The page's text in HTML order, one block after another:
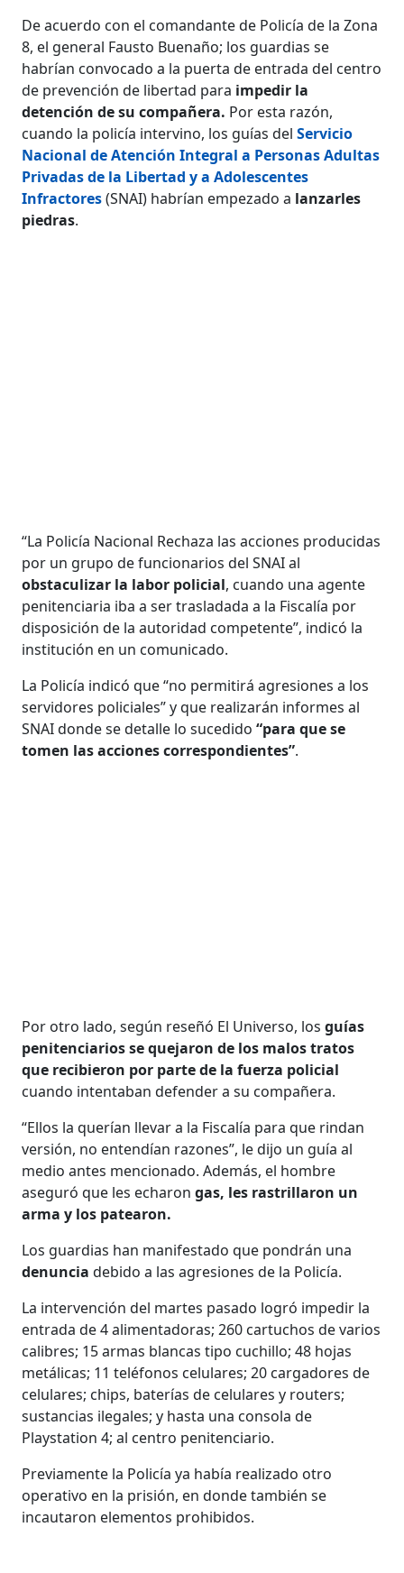
De acuerdo con el comandante de Policía de la Zona
8, el general Fausto Buenaño; los guardias se
habrían convocado a la puerta de entrada del centro
de prevención de libertad para impedir la
detención de su compañera. Por esta razón,
cuando la policía intervino, los guías delServicio
Nacional de Atención Integral a Personas Adultas
Privadas de la Libertad y a Adolescentes
Infractores(SNAI) habrían empezado a lanzarles
piedras.
“La Policía Nacional Rechaza las acciones producidas
por un grupo de funcionarios del SNAI al
obstaculizar la labor policial, cuando una agente
penitenciaria iba a ser trasladada a la Fiscalía por
disposición de la autoridad competente”, indicó la
institución en un comunicado.
La Policía indicó que “no permitirá agresiones a los
servidores policiales” y que realizarán informes al
SNAI donde se detalle lo sucedido“para que se
tomen las acciones correspondientes”.
Por otro lado, según reseñó El Universo, losguías
penitenciarios se quejaron de los malos tratos
que recibieron por parte de la fuerza policial
cuando intentaban defender a su compañera.
“Ellos la querían llevar a la Fiscalía para que rindan
versión, no entendían razones”, le dijo un guía al
medio antes mencionado. Además, el hombre
aseguró que les echaron gas, les rastrillaron un
arma y los patearon.
Los guardias han manifestado que pondrán una
denunciadebido a las agresiones de la Policía.
La intervención del martes pasado logró impedir la
entrada de 4 alimentadoras; 260 cartuchos de varios
calibres; 15 armas blancas tipo cuchillo; 48 hojas
metálicas; 11 teléfonos celulares; 20 cargadores de
celulares; chips, baterías de celulares y routers;
sustancias ilegales; y hasta una consola de
Playstation 4; al centro penitenciario.
Previamente la Policía ya había realizado otro
operativo en la prisión, en donde también se
incautaron elementos prohibidos.